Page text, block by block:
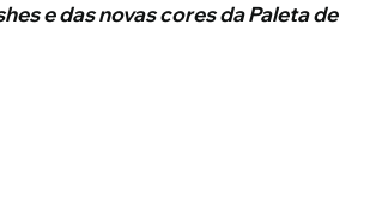
e das novas cores da Paleta de